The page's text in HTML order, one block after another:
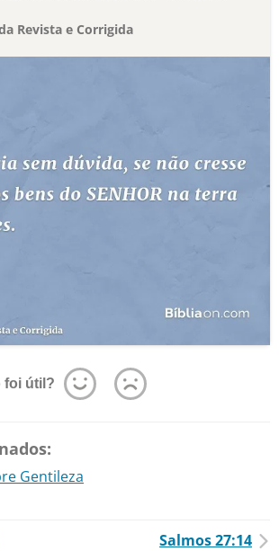
Revista e Corrigida
foi útil?
Gentileza
Salmos 27:14